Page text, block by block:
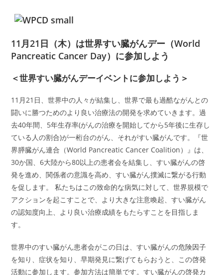
11月21日（木）は世界すい臓がんデー（World
Pancreatic Cancer Day）に参加しよう
＜世界すい臓がんデーイベントに参加しよう＞
11月21日、世界中の人々が結集し、世界で最も過酷ながんとの
闘いに勝つためのより良い治療法の開発を求めていきます。過
去40年間、5年生存率(がんの治療を開始してから5年後に生存し
ている人の割合)が一桁台のがん、それがすい臓がんです。『世
界膵臓がん連合（World Pancreatic Cancer Coalition）』は、
30か国、6大陸から80以上の患者会を結集し、すい臓がんの啓
発を進め、関係者の意識を高め、すい臓がん撲滅に繋がる行動
を促します。 私たちはこの致命的な病気に対して、世界規模で
アクションを起こすことで、より大きな注意喚起、すい臓がん
の認知度向上、より良い治療成績をもたらすことを目指しま
す。
世界中のすい臓がん患者会がこの日は、すい臓がんの危険因子
を知り、症状を知り、早期発見に繋げてもらおうと、この啓発
活動に参加します。参加方法は簡単です。すい臓がんの啓発カ